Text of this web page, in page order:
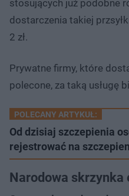
stosujących już podobne
dostarczenia takiej
2 zł.
Prywatne firmy, które
polecone, za taką usługę
POLECANY ARTYKUŁ:
Od dzisiaj szczepienia
rejestrować na
Narodowa